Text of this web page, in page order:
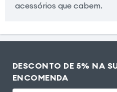
acessórios que cabem.
DESCONTO DE 5% NA
ENCOMENDA